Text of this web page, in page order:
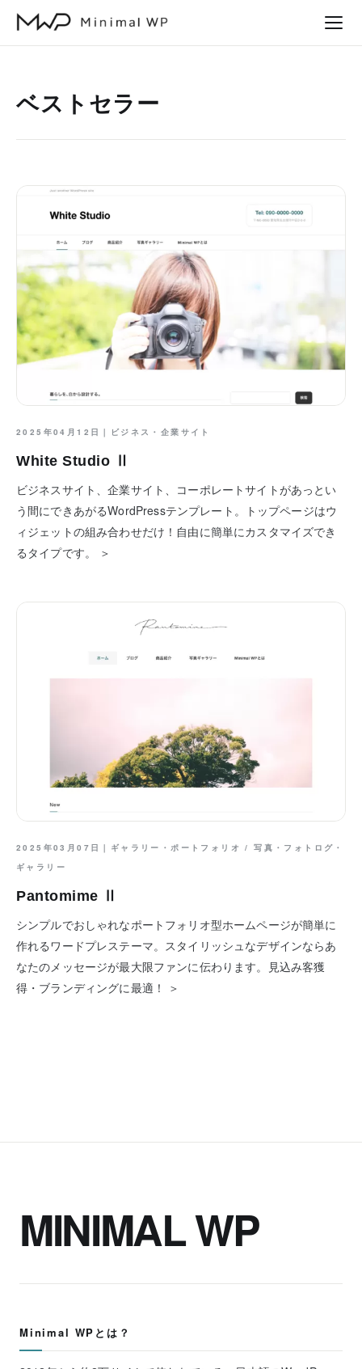
ベストセラー
2025年04月12日｜ ビジネス・企業サイト
White Studio Ⅱ
ビジネスサイト、企業サイト、コーポレートサイトがあっとい
う間にできあがるWordPressテンプレート。トップページはウ
ィジェットの組み合わせだけ！自由に簡単にカスタマイズでき
るタイプです。 ＞
2025年03月07日｜ ギャラリー・ポートフォリオ /写真・フォトログ・
ギャラリー
Pantomime Ⅱ
シンプルでおしゃれなポートフォリオ型ホームページが簡単に
作れるワードプレステーマ。スタイリッシュなデザインならあ
なたのメッセージが最大限ファンに伝わります。見込み客獲
得・ブランディングに最適！ ＞
MINIMAL WP
Minimal WPとは？